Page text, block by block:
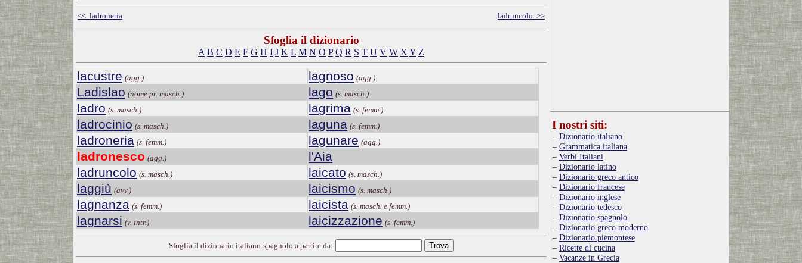
<< ladroneria ladruncolo >>
Sfoglia il dizionario
A B C D E F G H I J K L M N O P Q R S T U V W X Y Z
lacustre (agg.)
Ladislao (nome pr. masch.)
ladro (s. masch.)
ladrocinio (s. masch.)
ladroneria (s. femm.)
ladronesco (agg.)
ladruncolo (s. masch.)
laggiù (avv.)
lagnanza (s. femm.)
lagnarsi (v. intr.)
lagnoso (agg.)
lago (s. masch.)
lagrima (s. femm.)
laguna (s. femm.)
lagunare (agg.)
l'Aia
laicato (s. masch.)
laicismo (s. masch.)
laicista (s. masch. e femm.)
laicizzazione (s. femm.)
Sfoglia il dizionario italiano-spagnolo a partire da:
I nostri siti:
Dizionario italiano
Grammatica italiana
Verbi Italiani
Dizionario latino
Dizionario greco antico
Dizionario francese
Dizionario inglese
Dizionario tedesco
Dizionario spagnolo
Dizionario greco moderno
Dizionario piemontese
Ricette di cucina
Vacanze in Grecia